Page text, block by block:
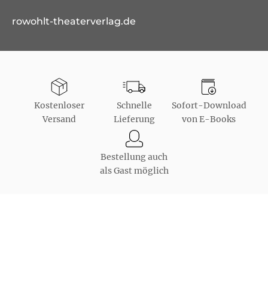
rowohlt-theaterverlag.de
Kostenloser
Versand
Schnelle
Lieferung
Sofort-Download
von E-Books
Bestellung auch
als Gast möglich